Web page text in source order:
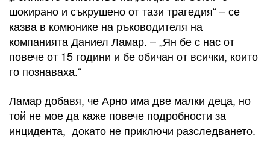
шокирано и съкрушено от тази трагедия“ – се
казва в комюнике на ръководителя на
компанията Даниел Ламар. – „Ян бе с нас от
повече от 15 години и бе обичан от всички, които
го познаваха.“
Ламар добавя, че Арно има две малки деца, но
той не мое да каже повече подробности за
инцидента, докато не приключи разследването.